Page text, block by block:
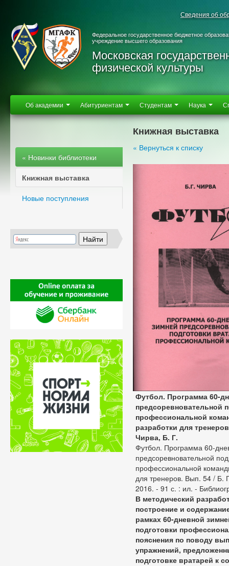
Сведения об
Федеральное государственное бюджетное
учреждение высшего образования
Московская
физической культуры
Об академии Абитуриентам Студентам Наука
« Новинки библиотеки
Книжная выставка
Новые поступления
Книжная выставка
« Вернуться к списку
Футбол. Программа 60-
предсоревновательной
профессиональной
разработки для тренеров
Чирва, Б. Г.
Футбол. Программа 60-
предсоревновательной
профессиональной
для тренеров. Вып. 54 /
2016. - 91 с. : ил. -
В методический
построение и
рамках 60-дневной
подготовки
пояснения по поводу
упражнений,
подготовке вратарей к